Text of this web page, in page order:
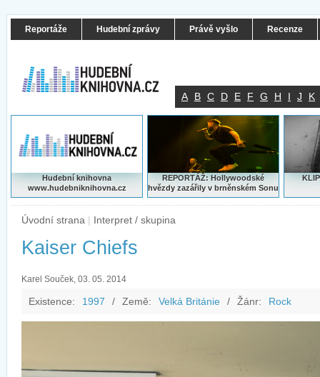
Reportáže Hudební zprávy Právě vyšlo Recenze
A B C D E F G H I J K
Hudební knihovna
www.hudebniknihovna.cz
REPORTÁŽ: Hollywoodské
hvězdy zazářily v brněnském Sonu
Úvodní strana | Interpret / skupina
Kaiser Chiefs
Karel Souček, 03. 05. 2014
Existence: 1997 / Země: Velká Británie / Žánr: Rock